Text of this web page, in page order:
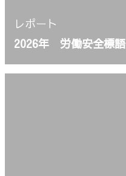
レポート
2026年 労働安全標語